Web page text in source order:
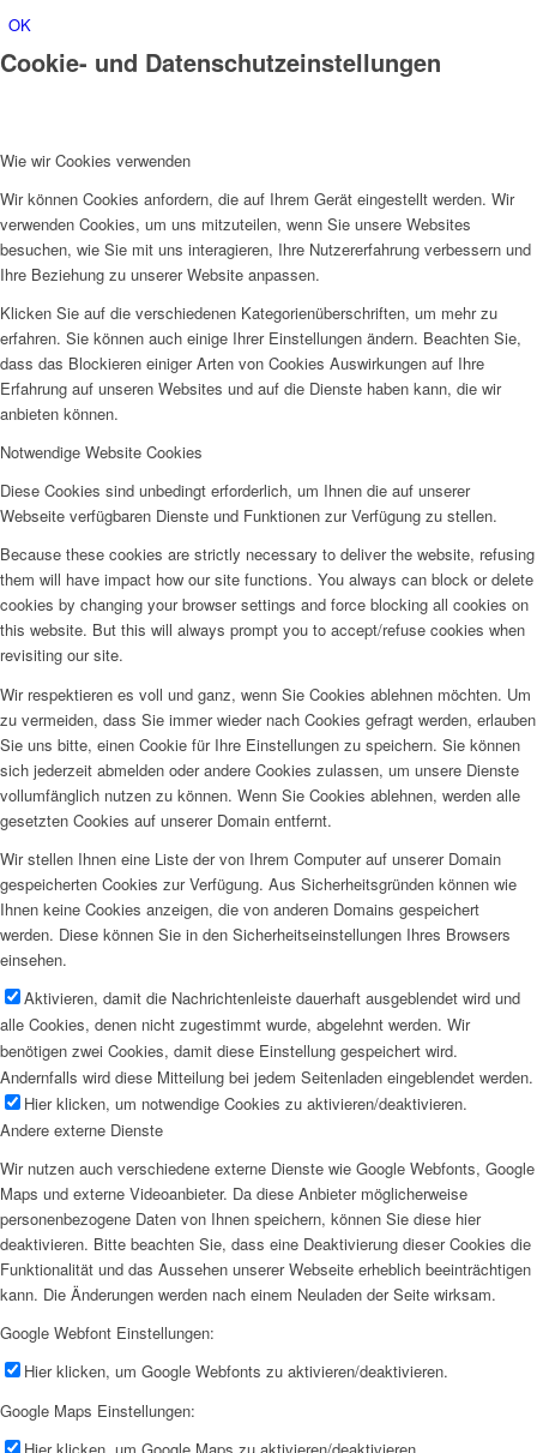
OK
Cookie- und Datenschutzeinstellungen
Wie wir Cookies verwenden
Wir können Cookies anfordern, die auf Ihrem Gerät eingestellt werden. Wir
verwenden Cookies, um uns mitzuteilen, wenn Sie unsere Websites
besuchen, wie Sie mit uns interagieren, Ihre Nutzererfahrung verbessern und
Ihre Beziehung zu unserer Website anpassen.
Klicken Sie auf die verschiedenen Kategorienüberschriften, um mehr zu
erfahren. Sie können auch einige Ihrer Einstellungen ändern. Beachten Sie,
dass das Blockieren einiger Arten von Cookies Auswirkungen auf Ihre
Erfahrung auf unseren Websites und auf die Dienste haben kann, die wir
anbieten können.
Notwendige Website Cookies
Diese Cookies sind unbedingt erforderlich, um Ihnen die auf unserer
Webseite verfügbaren Dienste und Funktionen zur Verfügung zu stellen.
Because these cookies are strictly necessary to deliver the website, refusing
them will have impact how our site functions. You always can block or delete
cookies by changing your browser settings and force blocking all cookies on
this website. But this will always prompt you to accept/refuse cookies when
revisiting our site.
Wir respektieren es voll und ganz, wenn Sie Cookies ablehnen möchten. Um
zu vermeiden, dass Sie immer wieder nach Cookies gefragt werden, erlauben
Sie uns bitte, einen Cookie für Ihre Einstellungen zu speichern. Sie können
sich jederzeit abmelden oder andere Cookies zulassen, um unsere Dienste
vollumfänglich nutzen zu können. Wenn Sie Cookies ablehnen, werden alle
gesetzten Cookies auf unserer Domain entfernt.
Wir stellen Ihnen eine Liste der von Ihrem Computer auf unserer Domain
gespeicherten Cookies zur Verfügung. Aus Sicherheitsgründen können wie
Ihnen keine Cookies anzeigen, die von anderen Domains gespeichert
werden. Diese können Sie in den Sicherheitseinstellungen Ihres Browsers
einsehen.
Aktivieren, damit die Nachrichtenleiste dauerhaft ausgeblendet wird und
alle Cookies, denen nicht zugestimmt wurde, abgelehnt werden. Wir
benötigen zwei Cookies, damit diese Einstellung gespeichert wird.
Andernfalls wird diese Mitteilung bei jedem Seitenladen eingeblendet werden.
Hier klicken, um notwendige Cookies zu aktivieren/deaktivieren.
Andere externe Dienste
Wir nutzen auch verschiedene externe Dienste wie Google Webfonts, Google
Maps und externe Videoanbieter. Da diese Anbieter möglicherweise
personenbezogene Daten von Ihnen speichern, können Sie diese hier
deaktivieren. Bitte beachten Sie, dass eine Deaktivierung dieser Cookies die
Funktionalität und das Aussehen unserer Webseite erheblich beeinträchtigen
kann. Die Änderungen werden nach einem Neuladen der Seite wirksam.
Google Webfont Einstellungen:
Hier klicken, um Google Webfonts zu aktivieren/deaktivieren.
Google Maps Einstellungen: